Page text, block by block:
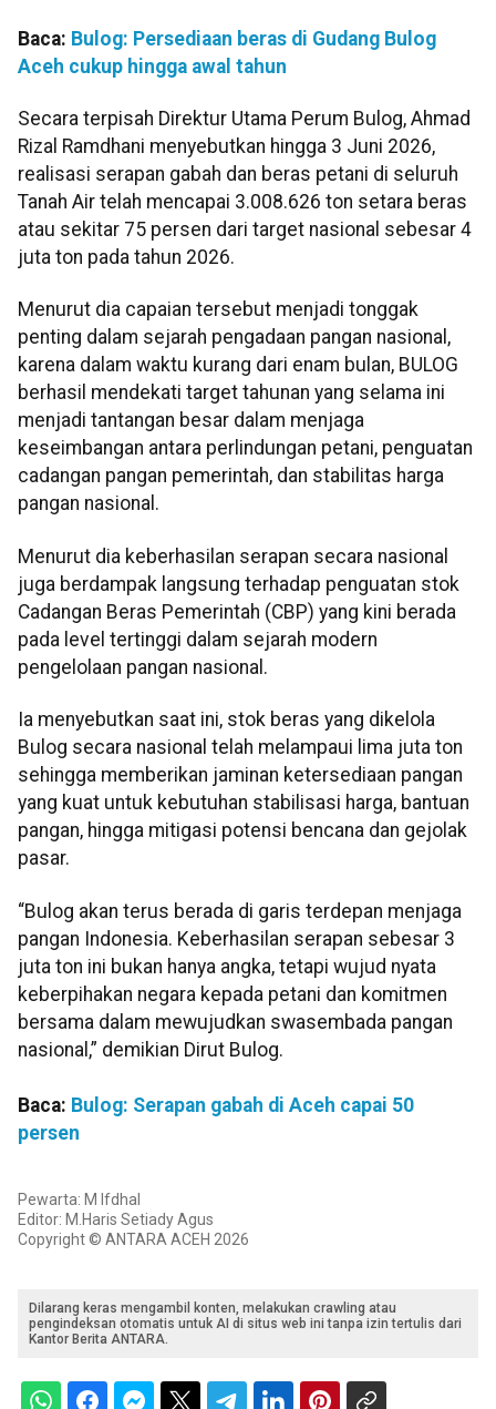
Baca: Bulog: Persediaan beras di Gudang Bulog
Aceh cukup hingga awal tahun
Secara terpisah Direktur Utama Perum Bulog, Ahmad
Rizal Ramdhani menyebutkan hingga 3 Juni 2026,
realisasi serapan gabah dan beras petani di seluruh
Tanah Air telah mencapai 3.008.626 ton setara beras
atau sekitar 75 persen dari target nasional sebesar 4
juta ton pada tahun 2026.
Menurut dia capaian tersebut menjadi tonggak
penting dalam sejarah pengadaan pangan nasional,
karena dalam waktu kurang dari enam bulan, BULOG
berhasil mendekati target tahunan yang selama ini
menjadi tantangan besar dalam menjaga
keseimbangan antara perlindungan petani, penguatan
cadangan pangan pemerintah, dan stabilitas harga
pangan nasional.
Menurut dia keberhasilan serapan secara nasional
juga berdampak langsung terhadap penguatan stok
Cadangan Beras Pemerintah (CBP) yang kini berada
pada level tertinggi dalam sejarah modern
pengelolaan pangan nasional.
Ia menyebutkan saat ini, stok beras yang dikelola
Bulog secara nasional telah melampaui lima juta ton
sehingga memberikan jaminan ketersediaan pangan
yang kuat untuk kebutuhan stabilisasi harga, bantuan
pangan, hingga mitigasi potensi bencana dan gejolak
pasar.
“Bulog akan terus berada di garis terdepan menjaga
pangan Indonesia. Keberhasilan serapan sebesar 3
juta ton ini bukan hanya angka, tetapi wujud nyata
keberpihakan negara kepada petani dan komitmen
bersama dalam mewujudkan swasembada pangan
nasional,” demikian Dirut Bulog.
Baca: Bulog: Serapan gabah di Aceh capai 50
persen
Pewarta: M Ifdhal
Editor: M.Haris Setiady Agus
Copyright © ANTARA ACEH 2026
Dilarang keras mengambil konten, melakukan crawling atau
pengindeksan otomatis untuk AI di situs web ini tanpa izin tertulis dari
Kantor Berita ANTARA.